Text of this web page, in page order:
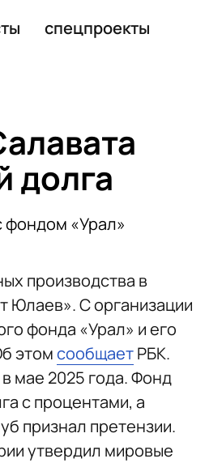
спецпроекты
долга
фондом «Урал»
производства в
Юлаев». С организации
фонда «Урал» и его
этомсообщаетРБК.
мае 2025 года. Фонд
с процентами, а
признал претензии.
утвердил мировые